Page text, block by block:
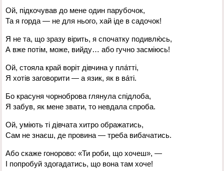
Ой, підкочував до мене один парубочок,
Та я горда — не для нього, хай іде в садочок!
Я не та, що зразу вірить, я спочатку подивлю́сь,
А вже потім, може, вийду… або гучно засміюсь!
Ой, стояла край воріт дівчина у пла́тті,
Я хотів заговорити — а язик, як в ва́ті.
Бо красуня чорноброва глянула спідлоба,
Я забув, як мене звати, то невдала спроба.
Ой, уміють ті дівчата хитро ображатись,
Сам не знаєш, де провина — треба вибачатись.
Або скаже гонорово: «Ти роби, що хочеш», —
І попробуй здогадатись, що вона там хоче!